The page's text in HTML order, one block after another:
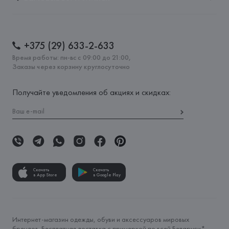
+375 (29) 633-2-633
Время работы: пн-вс с 09:00 до 21:00,
Заказы через корзину круглосуточно
Получайте уведомления об акциях и скидках:
Скачать
в App Store
Скачать
в Google Play
Интернет-магазин одежды, обуви и аксессуаров мировых